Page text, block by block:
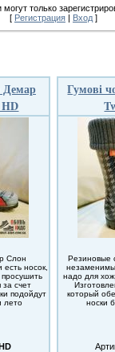
только
[ Регистрация| Вход]
Демар
Слон
носок,
за счет
подойдут
лето
Гумові
Резиновые
надо для
который
носки